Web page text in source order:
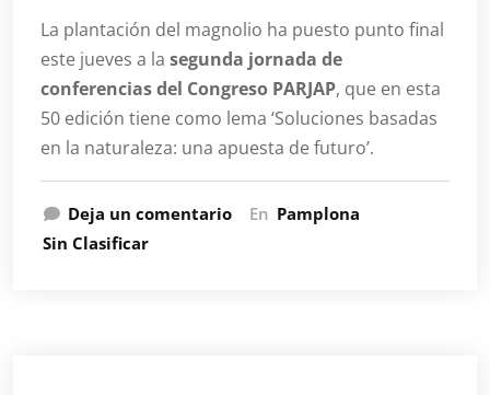
La plantación del magnolio ha puesto punto final
este jueves a la segunda jornada de
conferencias del Congreso PARJAP, que en esta
50 edición tiene como lema ‘Soluciones basadas
en la naturaleza: una apuesta de futuro’.
Deja un comentario En Pamplona
Sin Clasificar